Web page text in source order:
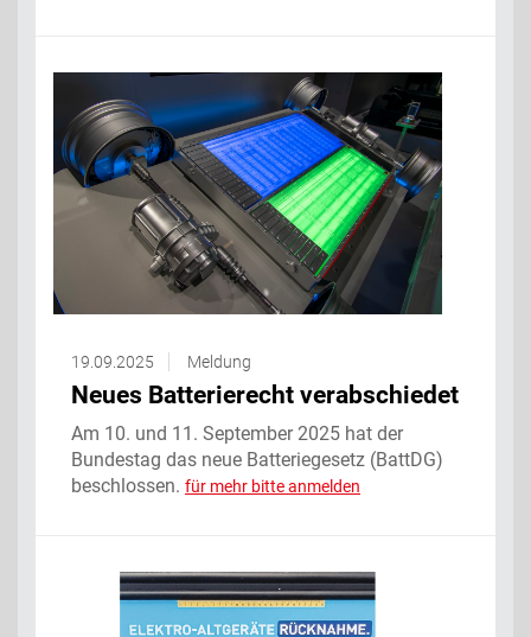
19.09.2025 Meldung
Neues Batterierecht verabschiedet
Am 10. und 11. September 2025 hat der
Bundestag das neue Batteriegesetz (BattDG)
beschlossen. für mehr bitte anmelden